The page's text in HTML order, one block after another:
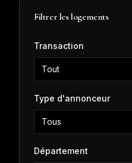
Filtrer les logements
Transaction
Tout
Type d'annonceur
Tous
Département